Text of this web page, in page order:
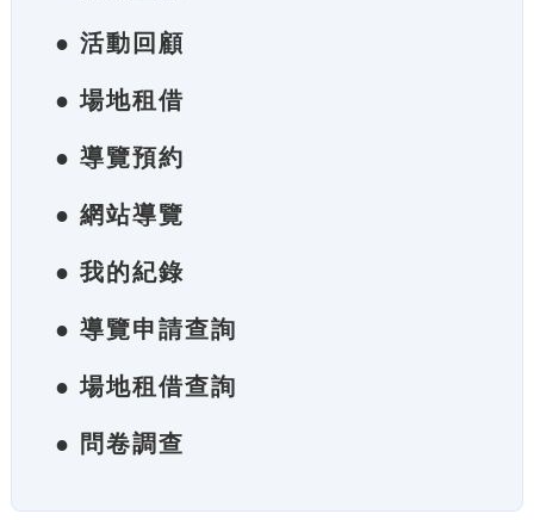
● 活動回顧
● 場地租借
● 導覽預約
● 網站導覽
● 我的紀錄
● 導覽申請查詢
● 場地租借查詢
● 問卷調查